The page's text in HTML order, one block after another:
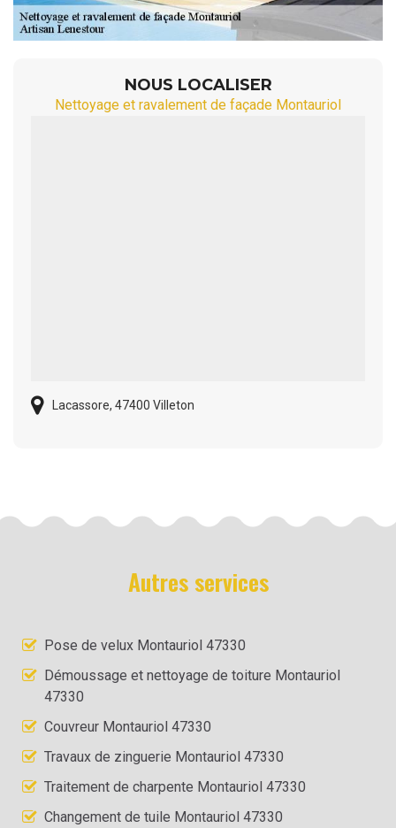
NOUS LOCALISER
Nettoyage et ravalement de façade Montauriol
Lacassore, 47400 Villeton
Autres services
Pose de velux Montauriol 47330
Démoussage et nettoyage de toiture Montauriol
47330
Couvreur Montauriol 47330
Travaux de zinguerie Montauriol 47330
Traitement de charpente Montauriol 47330
Changement de tuile Montauriol 47330